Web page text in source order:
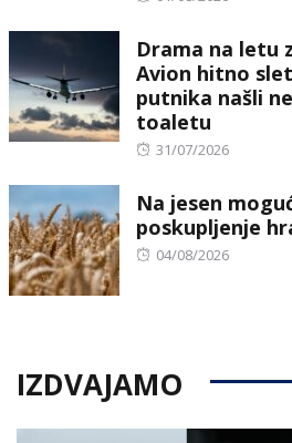
Drama na letu
Avion hitno
putnika našli
toaletu
Posted
31/07/2026
Na jesen
poskupljenje
Posted
04/08/2026
IZDVAJAMO